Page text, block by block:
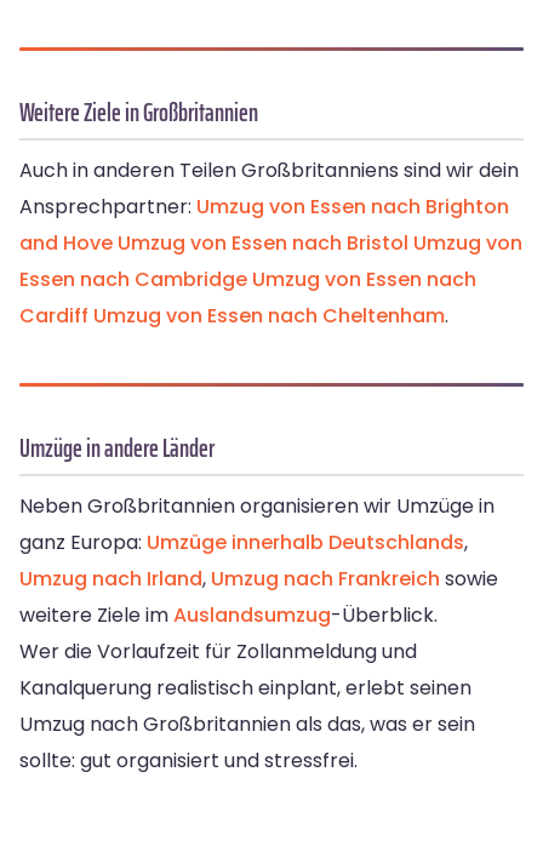
Weitere Ziele in Großbritannien
Auch in anderen Teilen Großbritanniens sind wir dein
Ansprechpartner: Umzug von Essen nach Brighton
and Hove Umzug von Essen nach Bristol Umzug von
Essen nach Cambridge Umzug von Essen nach
Cardiff Umzug von Essen nach Cheltenham.
Umzüge in andere Länder
Neben Großbritannien organisieren wir Umzüge in
ganz Europa: Umzüge innerhalb Deutschlands,
Umzug nach Irland, Umzug nach Frankreich sowie
weitere Ziele imAuslandsumzug-Überblick.
Wer die Vorlaufzeit für Zollanmeldung und
Kanalquerung realistisch einplant, erlebt seinen
Umzug nach Großbritannien als das, was er sein
sollte: gut organisiert und stressfrei.